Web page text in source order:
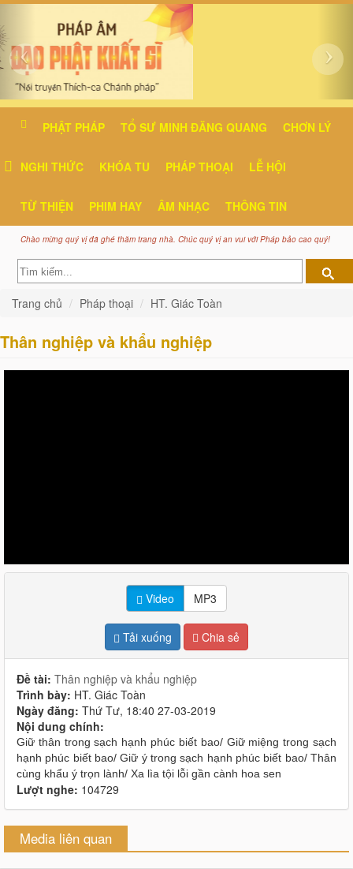
PHẬT PHÁP TỔ SƯ MINH ĐĂNG QUANG CHƠN LÝ
NGHI THỨC KHÓA TU PHÁP THOẠI LỄ HỘI
TỪ THIỆN PHIM HAY ÂM NHẠC THÔNG TIN
Chào mừng quý vị đã ghé thăm trang nhà. Chúc quý vị an vui với Pháp bảo cao quý!
Trang chủ Pháp thoại HT. Giác Toàn
Thân nghiệp và khẩu nghiệp
Video MP3
Tải xuống Chia sẻ
Đề tài: Thân nghiệp và khẩu nghiệp
Trình bày: HT. Giác Toàn
Ngày đăng: Thứ Tư, 18:40 27-03-2019
Nội dung chính:
Giữ thân trong sạch hạnh phúc biết bao/ Giữ miệng trong sạch
hạnh phúc biết bao/ Giữ ý trong sạch hạnh phúc biết bao/ Thân
cùng khẩu ý trọn lành/ Xa lìa tội lỗi gần cành hoa sen
Lượt nghe: 104729
Media liên quan